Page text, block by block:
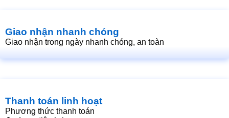
Giao nhận nhanh chóng
Giao nhận trong ngày nhanh chóng, an toàn
Thanh toán linh hoạt
Phương thức thanh toán